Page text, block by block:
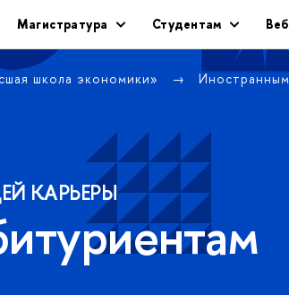
Магистратура Студентам
школа экономики»
КАРЬЕРЫ